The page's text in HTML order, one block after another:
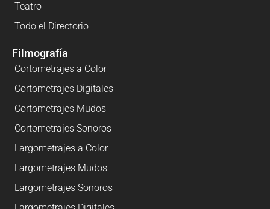
Teatro
Todo el Directorio
Filmografía
Cortometrajes a Color
Cortometrajes Digitales
Cortometrajes Mudos
Cortometrajes Sonoros
Largometrajes a Color
Largometrajes Mudos
Largometrajes Sonoros